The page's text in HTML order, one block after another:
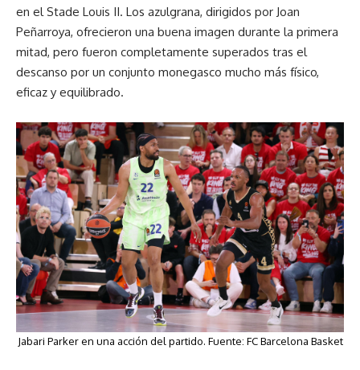
en el Stade Louis II. Los azulgrana, dirigidos por Joan
Peñarroya, ofrecieron una buena imagen durante la primera
mitad, pero fueron completamente superados tras el
descanso por un conjunto monegasco mucho más físico,
eficaz y equilibrado.
Jabari Parker en una acción del partido. Fuente: FC Barcelona Basket